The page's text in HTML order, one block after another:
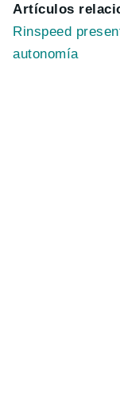
Artículos
Rinspeed
autonomía